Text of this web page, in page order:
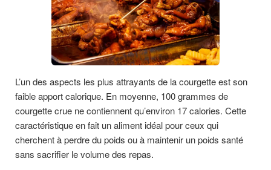
L’un des aspects les plus attrayants de la courgette est son
faible apport calorique. En moyenne, 100 grammes de
courgette crue ne contiennent qu’environ 17 calories. Cette
caractéristique en fait un aliment idéal pour ceux qui
cherchent à perdre du poids ou à maintenir un poids santé
sans sacrifier le volume des repas.